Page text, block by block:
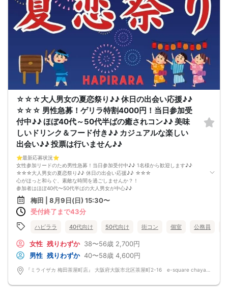
【ご参加規約】
開催中のマスク着用は任意とさせていただきます。
ドリンクメニュー・フード類については店舗により若干変更する場合がありま
す。
※お申し込み後、即時でお客様のお席を確保しています。
規定のキャンセルポリシーが適用されます。ご確認の上、お申込み願います。
男女調整・お席の確保等を行っております運営都合上、ご理解をお願いします。
開催は男女合計4名様～となります。
ただし当日欠席による人数減少は不可抗力のため返金は行いません。
本イベントは貴重な同世代との出会いの場です。
上記同意了承の上お申し込みいただいたとみなします。
イベント当日、イベントの進行をスムーズにする為、スタッフの指示に従ってく
ださい。
☆☆☆大人男女の夏恋祭り♪♪ 休日の出会い応援♪♪
☆☆☆ 男性急募！ゲリラ特割4000円！当日参加受
付中♪♪ ほぼ40代～50代半ばの癒されコン♪♪ 美味
しいドリンク＆フード付き♪♪ カジュアルな楽しい
出会い♪♪ 投票は行いません♪♪
⭐️最新応募状況⭐️
女性参加リードのため男性急募！当日参加受付中♪♪ 1名様から歓迎します♪♪
☆☆☆大人男女の夏恋祭り♪♪ 休日の出会い応援♪♪ ☆☆☆
心がほっと和らぐ、素敵な時間を過ごしませんか？！
参加者はほぼ40代〜50代半ばの大人男女が中心♪♪
同世代だからこそ趣味や暮らし、これまでの経験など、自然と共感できる会話が
生まれます。
「落ち着いた雰囲気の中で、カジュアルで楽しい出会いがほしい♪♪」
会場は、半個室のゆったりとした空間をご用意♪♪
周囲を気にせず、リラックスして交流できます。
会話しやすい和やかな雰囲気なので、安心してご参加いただけます♪♪
「まずはお友達から仲良くなりたい♪」
そんな想いにぴったりの コンパ風のライトな恋活イベント です。
梅田 | 8月9日(日) 15:30〜
受付終了まで43分
ハピララ 40代向け 50代向け 街コン 個室 公務員
女性 残りわずか 38〜56歳 2,700円
男性 残りわずか 40〜58歳 4,600円